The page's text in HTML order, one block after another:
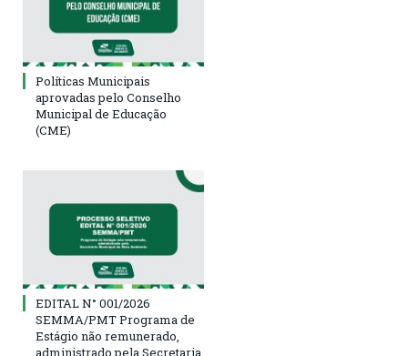
Políticas Municipais
aprovadas pelo Conselho
Municipal de Educação
(CME)
EDITAL N° 001/2026
SEMMA/PMT Programa de
Estágio não remunerado,
administrado pela Secretaria